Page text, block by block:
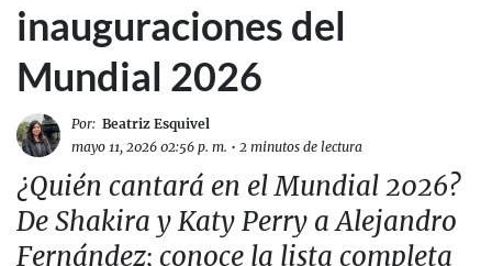
inauguraciones del
Mundial 2026
Por: Beatriz Esquivel
mayo 11, 2026 02:56 p. m. • 2 minutos de lectura
¿Quién cantará en el Mundial 2026?
De Shakira y Katy Perry a Alejandro
Fernández; conoce la lista completa